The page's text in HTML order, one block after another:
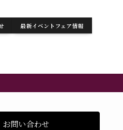
せ/最新情報 お問い合わせ
お問い合わせ
最新イベントフェア情報